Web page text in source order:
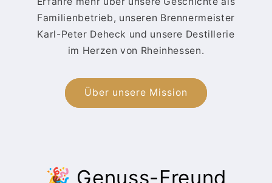
Familienbetrieb, unseren Brennermeister
Karl-Peter Deheck und unsere Destillerie
im Herzen von Rheinhessen.
Über unsere Mission
🎉 Genuss-Freund